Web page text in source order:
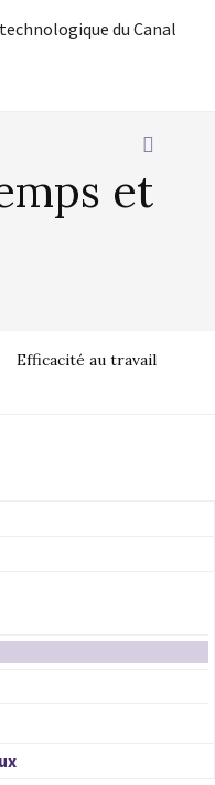
du Canal
et
Efficacité au travail